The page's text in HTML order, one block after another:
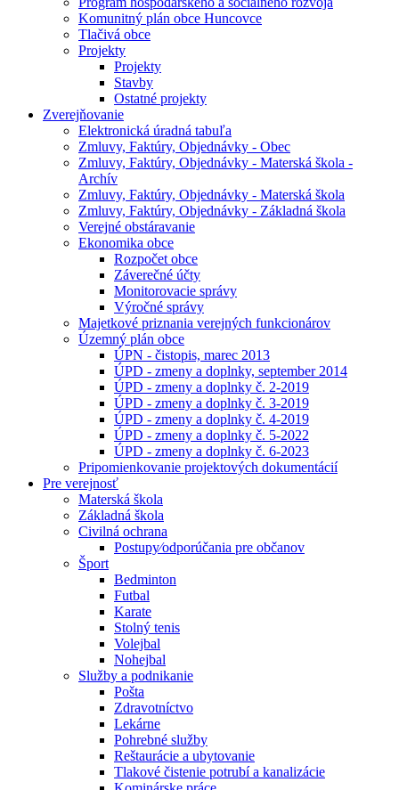
Komunitný plán obce Huncovce
Tlačivá obce
Projekty
Projekty
Stavby
Ostatné projekty
Zverejňovanie
Elektronická úradná tabuľa
Zmluvy, Faktúry, Objednávky - Obec
Zmluvy, Faktúry, Objednávky - Materská škola -
Archív
Zmluvy, Faktúry, Objednávky - Materská škola
Zmluvy, Faktúry, Objednávky - Základná škola
Verejné obstáravanie
Ekonomika obce
Rozpočet obce
Záverečné účty
Monitorovacie správy
Výročné správy
Majetkové priznania verejných funkcionárov
Územný plán obce
ÚPN - čistopis, marec 2013
ÚPD - zmeny a doplnky, september 2014
ÚPD - zmeny a doplnky č. 2-2019
ÚPD - zmeny a doplnky č. 3-2019
ÚPD - zmeny a doplnky č. 4-2019
ÚPD - zmeny a doplnky č. 5-2022
ÚPD - zmeny a doplnky č. 6-2023
Pripomienkovanie projektových dokumentácií
Pre verejnosť
Materská škola
Základná škola
Civilná ochrana
Postupy⁄odporúčania pre občanov
Šport
Bedminton
Futbal
Karate
Stolný tenis
Volejbal
Nohejbal
Služby a podnikanie
Pošta
Zdravotníctvo
Lekárne
Pohrebné služby
Reštaurácie a ubytovanie
Tlakové čistenie potrubí a kanalizácie